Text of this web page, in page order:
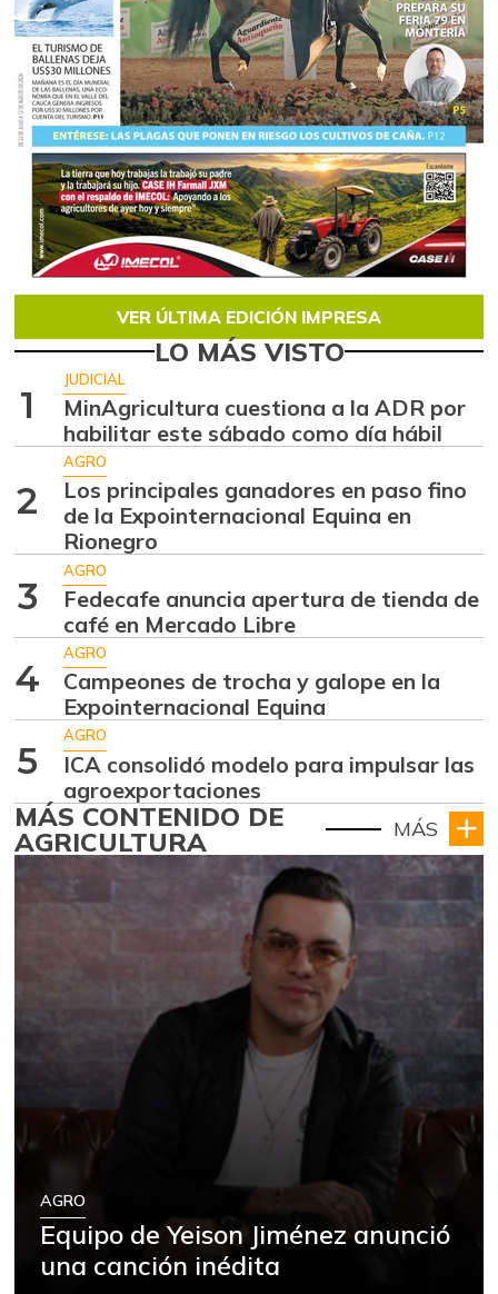
VER ÚLTIMA EDICIÓN IMPRESA
LO MÁS VISTO
1
JUDICIAL
MinAgricultura cuestiona a la ADR por
habilitar este sábado como día hábil
2
AGRO
Los principales ganadores en paso fino
de la Expointernacional Equina en
Rionegro
3
AGRO
Fedecafe anuncia apertura de tienda de
café en Mercado Libre
4
AGRO
Campeones de trocha y galope en la
Expointernacional Equina
5
AGRO
ICA consolidó modelo para impulsar las
agroexportaciones
MÁS CONTENIDO DE
AGRICULTURA MÁS
AGRO
Equipo de Yeison Jiménez anunció
una canción inédita